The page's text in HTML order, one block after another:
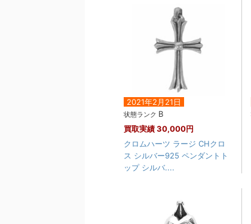
2021年2月21日
状態ランク B
買取実績30,000円
クロムハーツ ラージ CHクロ
ス シルバー925 ペンダントト
ップ シルバ....